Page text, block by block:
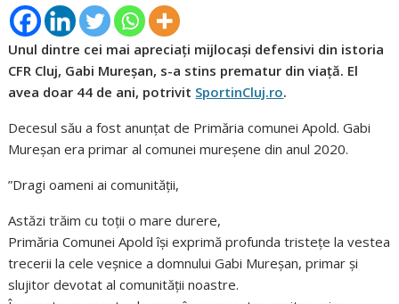
Unul dintre cei mai apreciați mijlocași defensivi din istoria
CFR Cluj, Gabi Mureșan, s-a stins prematur din viață. El
avea doar 44 de ani, potrivit SportinCluj.ro.
Decesul său a fost anunțat de Primăria comunei Apold. Gabi
Mureșan era primar al comunei mureșene din anul 2020.
”Dragi oameni ai comunității,
Astăzi trăim cu toții o mare durere,
Primăria Comunei Apold își exprimă profunda tristețe la vestea
trecerii la cele veșnice a domnului Gabi Mureșan, primar și
slujitor devotat al comunității noastre.